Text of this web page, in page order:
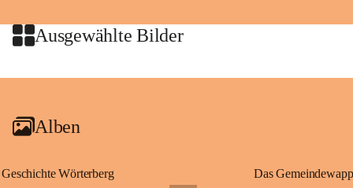
🔏 Zum Schutz unseres Gemeindearchivs danken wir allen Bürgerinnen
Erinnerungen, die dazu beitragen, die Geschichte unserer Heimat
Ausgewählte Bilder
+2
Alben
Geschichte Wörterberg Das